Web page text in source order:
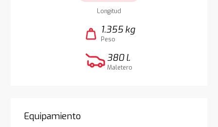
Longitud
weight 1.355 kg
Peso
380 l.
Maletero
Equipamiento